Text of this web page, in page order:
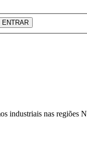
ENTRAR
industriais nas regiões